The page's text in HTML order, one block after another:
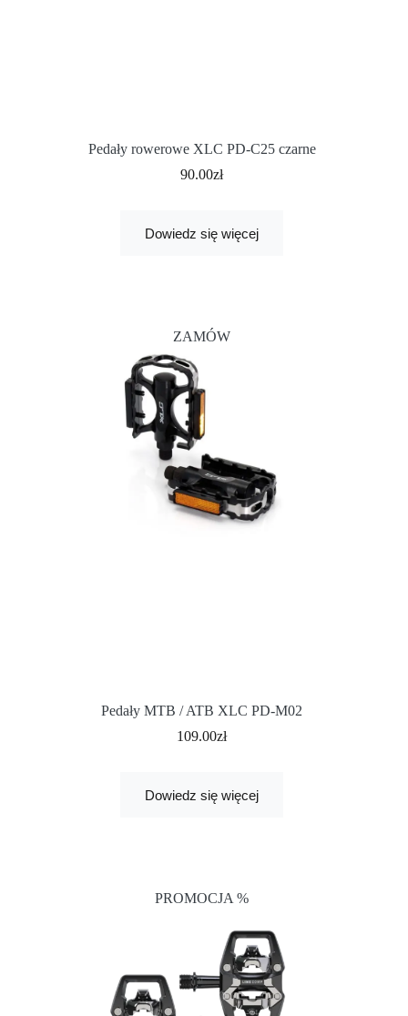
Pedały rowerowe XLC PD-C25 czarne
90.00zł
Dowiedz się więcej
ZAMÓW
Pedały MTB / ATB XLC PD-M02
109.00zł
Dowiedz się więcej
PROMOCJA %